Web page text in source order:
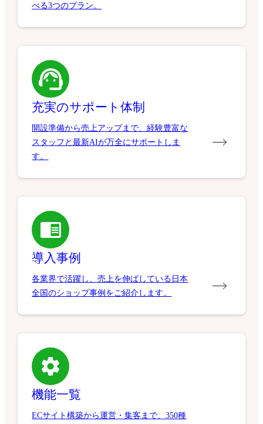
べる3つのプラン。
充実のサポート体制
開設準備から売上アップまで、経験豊富な
スタッフと最新AIが万全にサポートしま
す。
導入事例
各業界で活躍し、売上を伸ばしている日本
全国のショップ事例をご紹介します。
機能一覧
ECサイト構築から運営・集客まで、350種